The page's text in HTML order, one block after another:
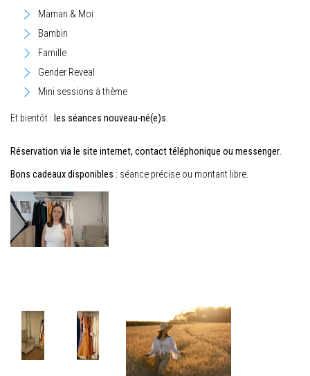
Maman & Moi
Bambin
Famille
Gender Reveal
Mini sessions à thème
Et bientôt : les séances nouveau-né(e)s.
Réservation via le site internet, contact téléphonique ou messenger.
Bons cadeaux disponibles : séance précise ou montant libre.